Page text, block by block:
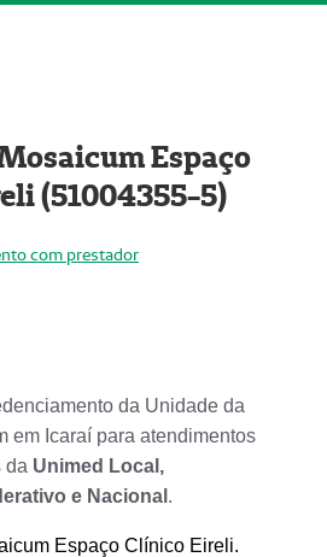
Espaço
(51004355-5)
com prestador
da Unidade da
em Icaraí para atendimentos
da Unimed Local,
e Nacional .
Espaço Clínico Eireli.